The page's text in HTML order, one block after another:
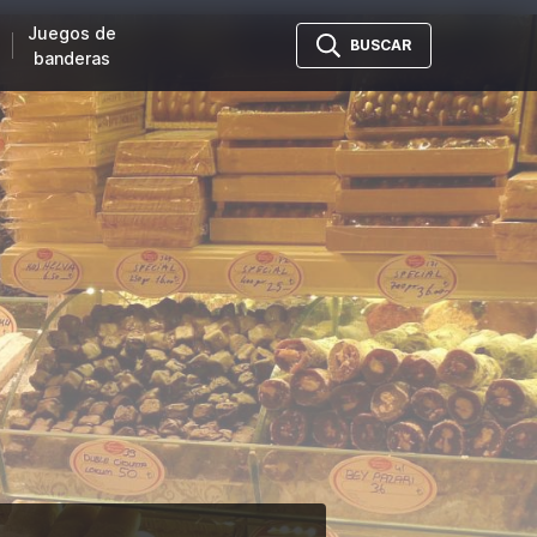
Juegos de
banderas
BUSCAR